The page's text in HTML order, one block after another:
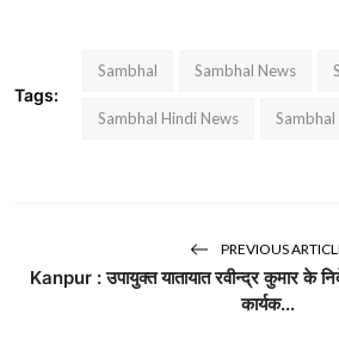
Tags:
Sambhal Sambhal News
Sambhal Hindi News
PREVIOUS
Kanpur : उपायुक्त यातायात रवीन्द्र कुमार के
कार्यक...